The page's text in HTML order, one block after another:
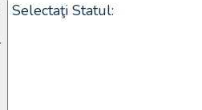
Selectaţi Statul: